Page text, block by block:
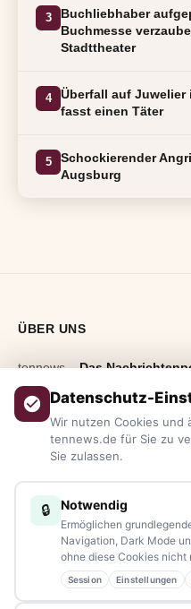
3
Buchliebhaber
Buchmesse
Stadttheater
4
Überfall auf Juwelier
fasst einen Täter
5
Schockierender
Augsburg
ÜBER UNS
tennews –Das
Bayern.
Aktuelle News,
aus allen Regionen, Städten
Blaulicht, von Kultur bis
Veranstaltungen– immer
Sie haben ein Thema,
kennen eine Geschichte,
Schreiben Sie uns –
Lesern bleiben wir am Puls
Partnerschaften:
Datenschutz-
Wir nutzen Cookies und
tennews.de für Sie zu
Sie zulassen.
🔒 Notwendig
Ermöglichen
Navigation, Dark Mode
ohne diese Cookies
Session Einstellungen